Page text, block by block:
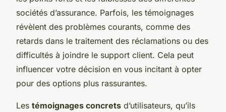
sociétés d’assurance. Parfois, les témoignages
révèlent des problèmes courants, comme des
retards dans le traitement des réclamations ou des
difficultés à joindre le support client. Cela peut
influencer votre décision en vous incitant à opter
pour des options plus rassurantes.
Les témoignages concrets d’utilisateurs, qu’ils